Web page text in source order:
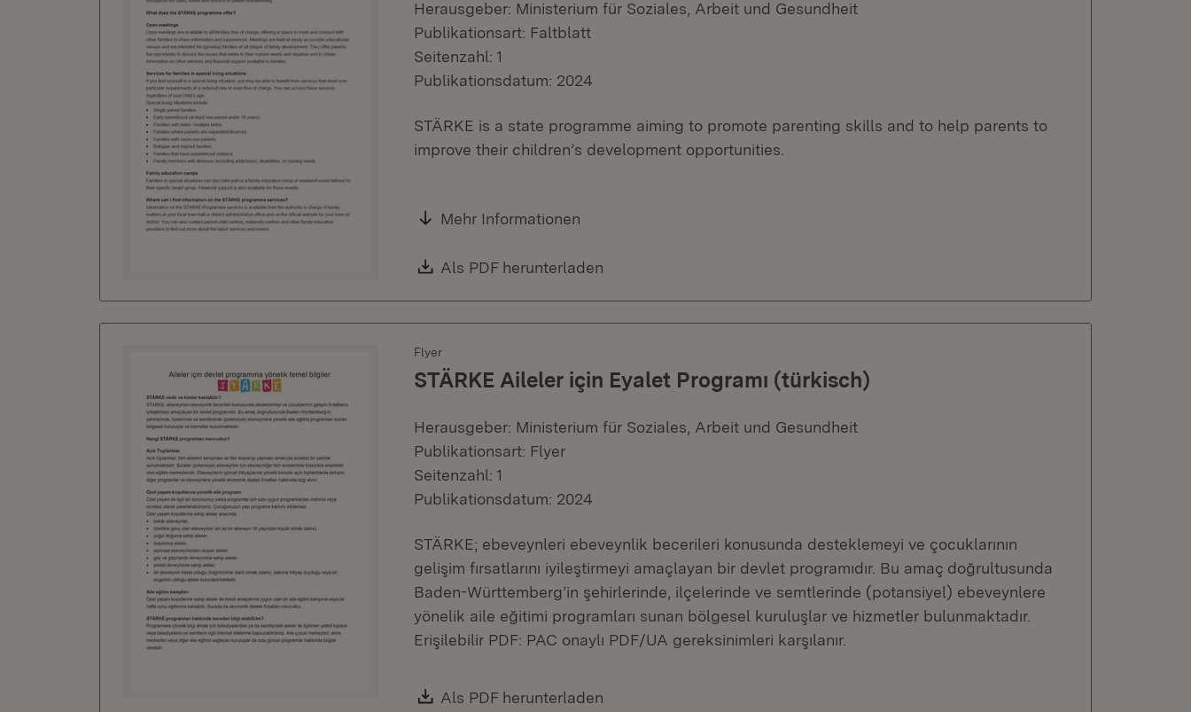
Herausgeber: Ministerium für Soziales, Arbeit und Gesundheit
Publikationsart: Faltblatt
Seitenzahl: 1
Publikationsdatum: 2024
STÄRKE is a state programme aiming to promote parenting skills and to help parents to
improve their children’s development opportunities.
Mehr Informationen
Download:
Als PDF herunterladen
Flyer
STÄRKE Aileler için Eyalet Programı (türkisch)
Herausgeber: Ministerium für Soziales, Arbeit und Gesundheit
Publikationsart: Flyer
Seitenzahl: 1
Publikationsdatum: 2024
STÄRKE; ebeveynleri ebeveynlik becerileri konusunda desteklemeyi ve çocuklarının
gelişim fırsatlarını iyileştirmeyi amaçlayan bir devlet programıdır. Bu amaç doğrultusunda
Baden-Württemberg’in şehirlerinde, ilçelerinde ve semtlerinde (potansiyel) ebeveynlere
yönelik aile eğitimi programları sunan bölgesel kuruluşlar ve hizmetler bulunmaktadır.
Erişilebilir PDF: PAC onaylı PDF/UA gereksinimleri karşılanır.
Download:
Als PDF herunterladen